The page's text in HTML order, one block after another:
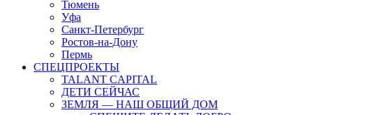
Тюмень
Уфа
Санкт-Петербург
Ростов-на-Дону
Пермь
СПЕЦПРОЕКТЫ
TALANT CAPITAL
ДЕТИ СЕЙЧАС
ЗЕМЛЯ — НАШ ОБЩИЙ ДОМ